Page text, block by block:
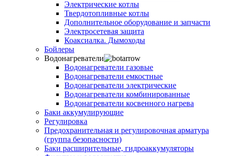
Электрические котлы
Твердотопливные котлы
Дополнительное оборудование и запчасти
Электросетевая защита
Коаксиалка. Дымоходы
Бойлеры
Водонагреватели
Водонагреватели газовые
Водонагреватели емкостные
Водонагреватели электрические
Водонагреватели комбинированные
Водонагреватели косвенного нагрева
Баки аккумулирующие
Регулировка
Предохранительная и регулировочная арматура
(группа безопасности)
Баки расширительные, гидроаккумуляторы